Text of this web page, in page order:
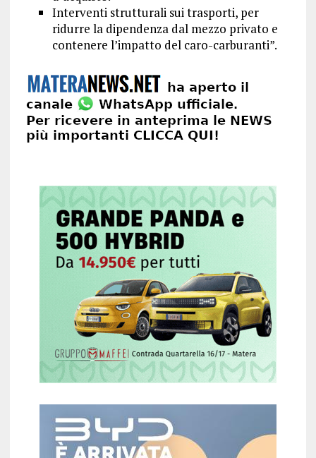
Interventi strutturali sui trasporti, per
ridurre la dipendenza dal mezzo privato e
contenere l’impatto del caro-carburanti”.